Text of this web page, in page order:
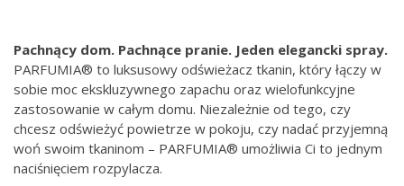
Pachnący dom. Pachnące pranie. Jeden elegancki spray.
PARFUMIA® to luksusowy odświeżacz tkanin, który łączy w
sobie moc ekskluzywnego zapachu oraz wielofunkcyjne
zastosowanie w całym domu. Niezależnie od tego, czy
chcesz odświeżyć powietrze w pokoju, czy nadać przyjemną
woń swoim tkaninom – PARFUMIA® umożliwia Ci to jednym
naciśnięciem rozpylacza.